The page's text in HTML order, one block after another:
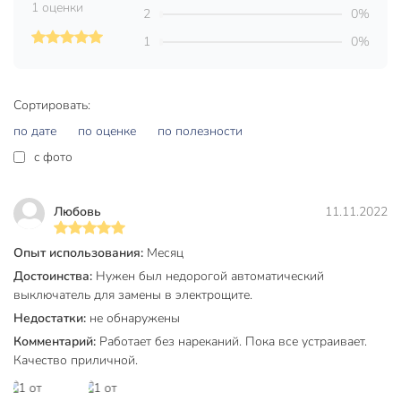
максимальный ток короткого замыкания, который
данный автомат способен отключить и остаться в
для защиты распределительных и групповых цепей,
имеющих различную нагрузку:
электроприборы, освещение – выключатели с
двигатели с небольшими пусковыми токами
(компрессор, вентилятор) – выключатели с
характеристикой C,
двигатели с большими пусковыми токами
(подъемные механизмы, насосы) – выключатели с
характеристикой D.
Материалы
Корпус и детали аппарата выполнены из пластика,
Сортировать:
по дате
по оценке
по полезности
c фото
Любовь 11.11.2022
Опыт использования: Месяц
Достоинства: Нужен был недорогой автоматический
выключатель для замены в электрощите.
Недостатки: не обнаружены
Комментарий: Работает без нареканий. Пока все устраивает.
Качество приличной.
1 оценки
2
0%
1
0%